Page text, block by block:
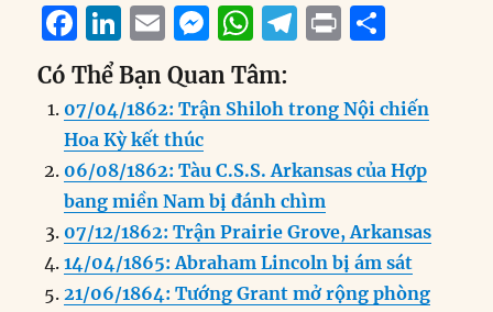
F
a
c
e
b
o
o
k
Li
n
k
e
d
I
n
E
m
ai
l
M
e
ss
e
n
g
er
W
h
at
s
A
p
p
T
e
g
r
a
m
P
n
t
a
re
Có Thể Bạn Quan Tâm:
07/04/1862: Trận Shiloh trong Nội chiến
Hoa Kỳ kết thúc
06/08/1862: Tàu C.S.S. Arkansas của Hợp
bang miền Nam bị đánh chìm
07/12/1862: Trận Prairie Grove, Arkansas
14/04/1865: Abraham Lincoln bị ám sát
21/06/1864: Tướng Grant mở rộng phòng